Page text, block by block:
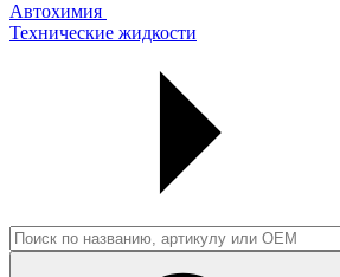
Автохимия
Технические жидкости